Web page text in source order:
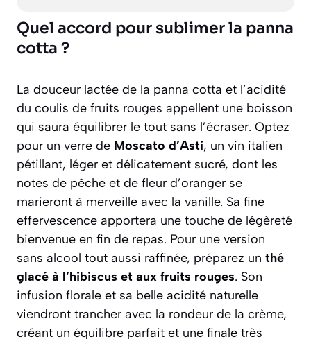
Quel accord pour sublimer la panna
cotta ?
La douceur lactée de la panna cotta et l’acidité
du coulis de fruits rouges appellent une boisson
qui saura équilibrer le tout sans l’écraser. Optez
pour un verre de Moscato d’Asti, un vin italien
pétillant, léger et délicatement sucré, dont les
notes de pêche et de fleur d’oranger se
marieront à merveille avec la vanille. Sa fine
effervescence apportera une touche de légèreté
bienvenue en fin de repas. Pour une version
sans alcool tout aussi raffinée, préparez un thé
glacé à l’hibiscus et aux fruits rouges. Son
infusion florale et sa belle acidité naturelle
viendront trancher avec la rondeur de la crème,
créant un équilibre parfait et une finale très